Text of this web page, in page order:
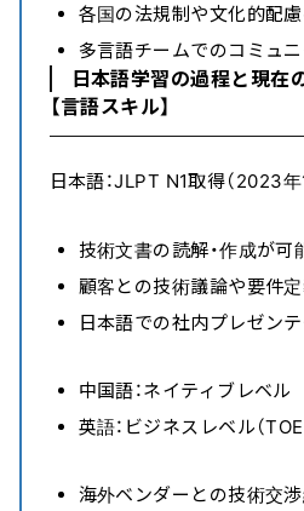
各国の法規制や文化的配
多言語チームでのコミュ
日本語学習の過程と現在
【言語スキル】
日本語：JLPT N1取得（2023年
技術文書の読解・作成が可
顧客との技術議論や要件
日本語での社内プレゼンテ
中国語：ネイティブレベル
英語：ビジネスレベル（
海外ベンダーとの技術交